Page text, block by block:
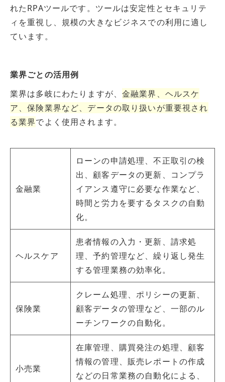
れたRPAツールです。ツールは安定性とセキュリテ
ィを重視し、規模の大きなビジネスでの利用に適し
ています。
業界ごとの活用例
業界は多岐にわたりますが、 金融業界、ヘルスケ
ア、保険業界など、データの取り扱いが重要視され
る業界でよく使用されます。
金融業
ローンの申請処理、不正取引の検
出、顧客データの更新、コンプラ
イアンス遵守に必要な作業など、
時間と労力を要するタスクの自動
化。
ヘルスケア
患者情報の入力・更新、請求処
理、予約管理など、繰り返し発生
する管理業務の効率化。
保険業
クレーム処理、ポリシーの更新、
顧客データの管理など、一部のル
ーチンワークの自動化。
小売業
在庫管理、購買発注の処理、顧客
情報の管理、販売レポートの作成
などの日常業務の自動化による、